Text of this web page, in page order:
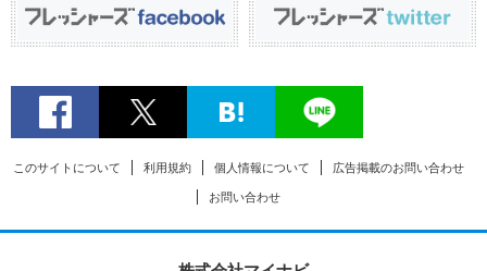
このサイトについて 利用規約 個人情報について 広告掲載のお問い合わせ
お問い合わせ